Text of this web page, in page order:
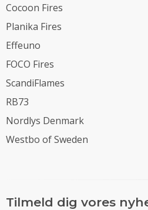
Cocoon Fires
Planika Fires
Effeuno
FOCO Fires
ScandiFlames
RB73
Nordlys Denmark
Westbo of Sweden
Tilmeld dig vores